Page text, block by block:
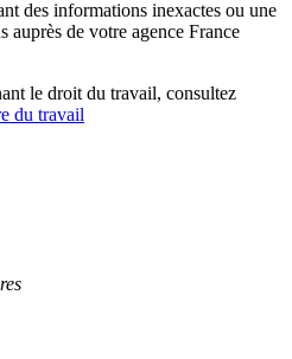
des informations inexactes ou une
auprès de votre agence France
le droit du travail, consultez
du travail